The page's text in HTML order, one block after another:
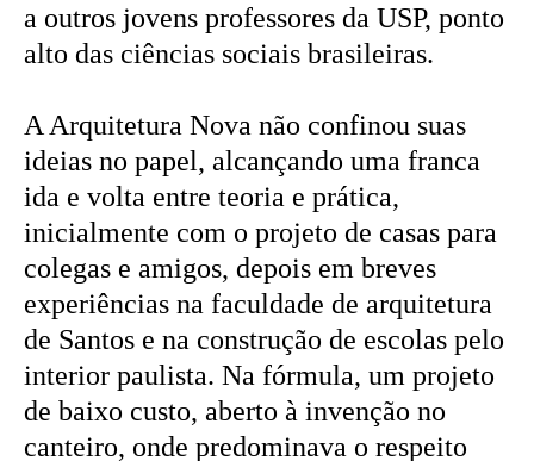
a outros jovens professores da USP, ponto
alto das ciências sociais brasileiras.
A Arquitetura Nova não confinou suas
ideias no papel, alcançando uma franca
ida e volta entre teoria e prática,
inicialmente com o projeto de casas para
colegas e amigos, depois em breves
experiências na faculdade de arquitetura
de Santos e na construção de escolas pelo
interior paulista. Na fórmula, um projeto
de baixo custo, aberto à invenção no
canteiro, onde predominava o respeito